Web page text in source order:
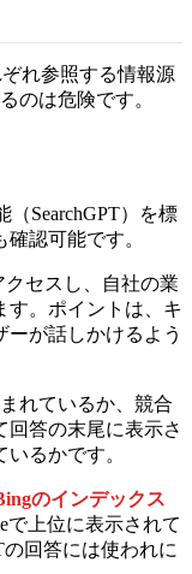
れ参照する情報源
のは危険です。
（SearchGPT）を標
認可能です。
クセスし、自社の業
す。ポイントは、キ
が話しかけるよう
れているか、競合
回答の末尾に表示さ
るかです。
のインデックス
で上位に表示されて
回答には使われに